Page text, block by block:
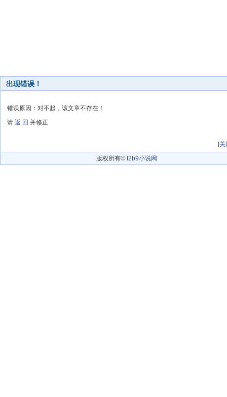
出现错误！
错误原因：对不起，该文章不存在！
请 返 回 并修正
[关
版权所有© t2b9小说网